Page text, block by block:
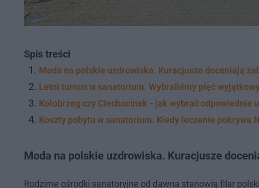
Spis treści
Moda na polskie uzdrowiska. Kuracjusze doceniają
Letni turnus w sanatorium. Wybraliśmy pięć
Kołobrzeg czy Ciechocinek - jak wybrać odpowiednie
Koszty pobytu w sanatorium. Kiedy leczenie pokrywa
Moda na polskie uzdrowiska. Kuracjusze
Rodzime ośrodki sanatoryjne od dawna stanowią filar